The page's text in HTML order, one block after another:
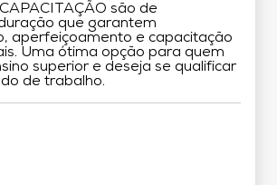
são de
que garantem
aperfeiçoamento e capacitação
Uma ótima opção para quem
superior e deseja se qualificar
de trabalho.